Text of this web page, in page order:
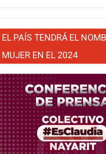
EL PAÍS TENDRÁ EL
MUJER EN EL 2024